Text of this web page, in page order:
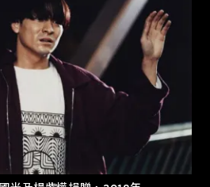
搜索